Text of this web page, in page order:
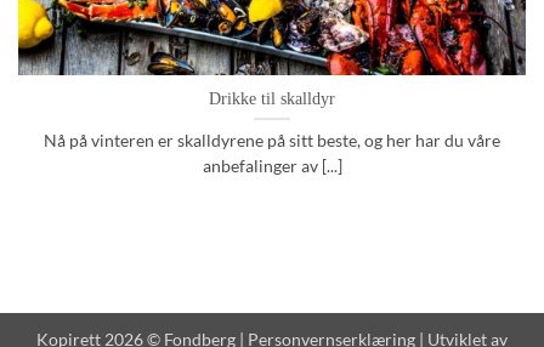
Drikke til skalldyr
Nå på vinteren er skalldyrene på sitt beste, og her har du våre
anbefalinger av [...]
Kopirett 2026 © Fondberg | Personvernserklæring | Utviklet av